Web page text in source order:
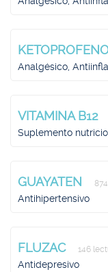
Analgésico,
VITAMINA B12
Suplemento
GUAYATEN
Antihipertensivo
FLUZAC 146
Antidepresivo